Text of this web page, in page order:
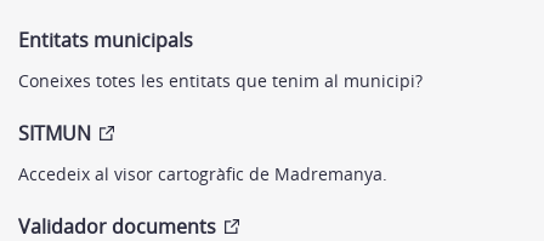
Entitats municipals
Coneixes totes les entitats que tenim al municipi?
SITMUN
Accedeix al visor cartogràfic de Madremanya.
Validador documents